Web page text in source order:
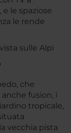
le spaziose
le rende
sulle Alpi
che
fusion, i
tropicale,
vecchia pista